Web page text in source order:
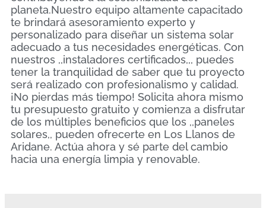
planeta.Nuestro equipo altamente capacitado
te brindará asesoramiento experto y
personalizado para diseñar un sistema solar
adecuado a tus necesidades energéticas. Con
nuestros ,,instaladores certificados,,, puedes
tener la tranquilidad de saber que tu proyecto
será realizado con profesionalismo y calidad.
¡No pierdas más tiempo! Solicita ahora mismo
tu presupuesto gratuito y comienza a disfrutar
de los múltiples beneficios que los ,,paneles
solares,, pueden ofrecerte en Los Llanos de
Aridane. Actúa ahora y sé parte del cambio
hacia una energía limpia y renovable.